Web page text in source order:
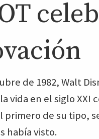
de 1982, Walt
vida en el siglo XXI
primero de su tipo,
había visto.